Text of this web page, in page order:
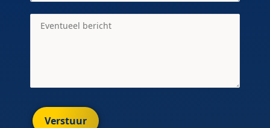
Verstuur